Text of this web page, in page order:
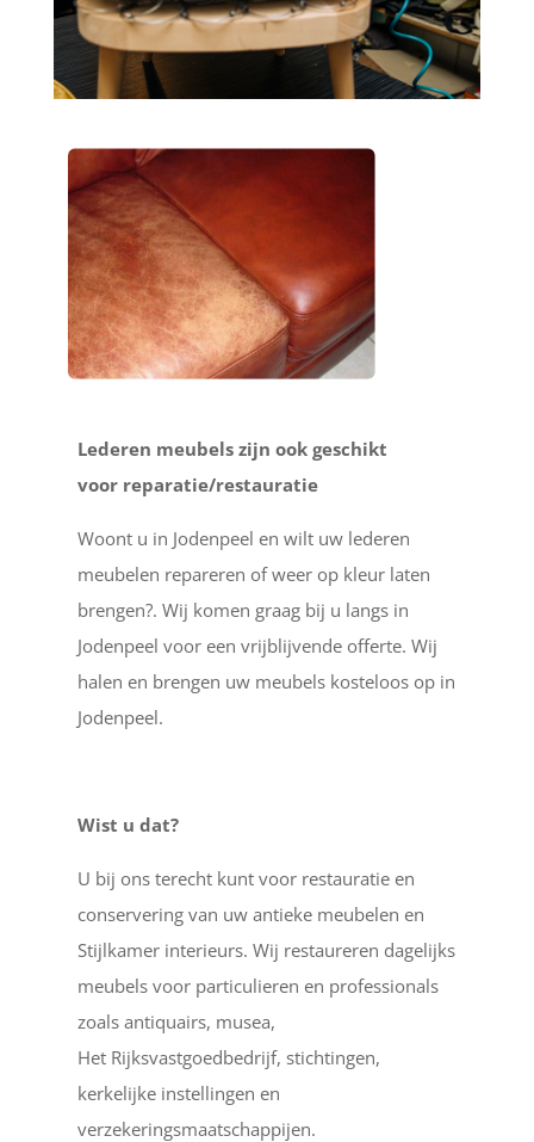
Lederen meubels zijn ook geschikt
voor reparatie/restauratie
Woont u in Jodenpeel en wilt uw lederen
meubelen repareren of weer op kleur laten
brengen?. Wij komen graag bij u langs in
Jodenpeel voor een vrijblijvende offerte. Wij
halen en brengen uw meubels kosteloos op in
Jodenpeel.
Wist u dat?
U bij ons terecht kunt voor restauratie en
conservering van uw antieke meubelen en
Stijlkamer interieurs. Wij restaureren dagelijks
meubels voor particulieren en professionals
zoals antiquairs, musea,
Het Rijksvastgoedbedrijf, stichtingen,
kerkelijke instellingen en
verzekeringsmaatschappijen.